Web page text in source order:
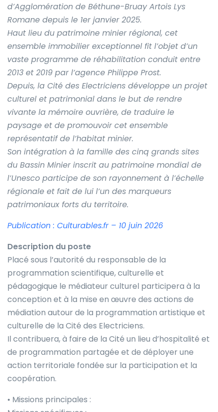
d’Agglomération de Béthune-Bruay Artois Lys
Romane depuis le 1er janvier 2025.
Haut lieu du patrimoine minier régional, cet
ensemble immobilier exceptionnel fit l’objet d’un
vaste programme de réhabilitation conduit entre
2013 et 2019 par l’agence Philippe Prost.
Depuis, la Cité des Electriciens développe un projet
culturel et patrimonial dans le but de rendre
vivante la mémoire ouvrière, de traduire le
paysage et de promouvoir cet ensemble
représentatif de l’habitat minier.
Son intégration à la famille des cinq grands sites
du Bassin Minier inscrit au patrimoine mondial de
l’Unesco participe de son rayonnement à l’échelle
régionale et fait de lui l’un des marqueurs
patrimoniaux forts du territoire.
Publication : Culturables.fr – 10 juin 2026
Description du poste
Placé sous l’autorité du responsable de la
programmation scientifique, culturelle et
pédagogique le médiateur culturel participera à la
conception et à la mise en œuvre des actions de
médiation autour de la programmation artistique et
culturelle de la Cité des Electriciens.
Il contribuera, à faire de la Cité un lieu d’hospitalité et
de programmation partagée et de déployer une
action territoriale fondée sur la participation et la
coopération.
• Missions principales :